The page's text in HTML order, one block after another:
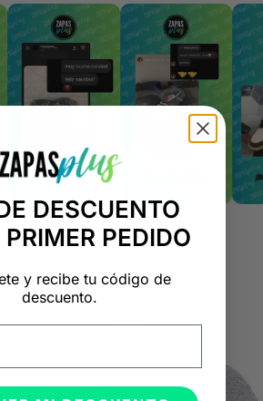
DESCUENTO
PEDIDO
y recibe tu código de
descuento.